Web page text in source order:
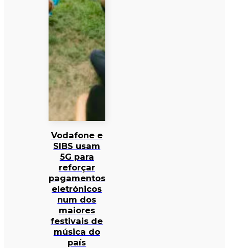
Vodafone e
SIBS usam
5G para
reforçar
pagamentos
eletrónicos
num dos
maiores
festivais de
música do
país